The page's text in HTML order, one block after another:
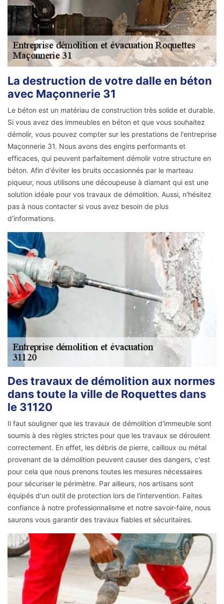
La destruction de votre dalle en béton
avec Maçonnerie 31
Le béton est un matériau de construction très solide et durable.
Si vous avez des immeubles en béton et que vous souhaitez
démolir, vous pouvez compter sur les prestations de l'entreprise
Maçonnerie 31. Nous avons des engins performants et
efficaces, qui peuvent parfaitement démolir votre structure en
béton. Afin d'éviter les bruits occasionnés par le marteau
piqueur, nous utilisons une découpeuse à diamant qui est une
solution idéale pour vos travaux de démolition. Aussi, n'hésitez
pas à nous contacter si vous avez besoin de plus
d'informations.
Des travaux de démolition aux normes
dans toute la ville de Roquettes dans
le 31120
Il faut souligner que les travaux de démolition d'immeuble sont
soumis à des règles strictes pour que les travaux se déroulent
correctement. En effet, les débris de pierre, cailloux ou métal
provenant de la démolition peuvent causer des dangers, c'est
pour cela que nous prenons toutes les mesures nécessaires
pour sécuriser le périmètre. Par ailleurs, nos artisans sont
équipés d'un outil de protection lors de l'intervention. Faites
confiance à notre professionnalisme et notre savoir-faire, nous
saurons vous garantir des travaux fiables et sécuritaires.